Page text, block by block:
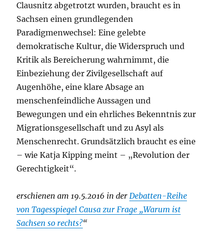
Clausnitz abgetrotzt wurden, braucht es in
Sachsen einen grundlegenden
Paradigmenwechsel: Eine gelebte
demokratische Kultur, die Widerspruch und
Kritik als Bereicherung wahrnimmt, die
Einbeziehung der Zivilgesellschaft auf
Augenhöhe, eine klare Absage an
menschenfeindliche Aussagen und
Bewegungen und ein ehrliches Bekenntnis zur
Migrationsgesellschaft und zu Asyl als
Menschenrecht. Grundsätzlich braucht es eine
– wie Katja Kipping meint – „Revolution der
Gerechtigkeit“.
erschienen am 19.5.2016 in der Debatten-Reihe
von Tagesspiegel Causa zur Frage „Warum ist
Sachsen so rechts?“